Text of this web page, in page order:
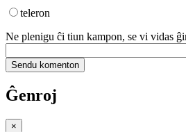
teleron
Ne plenigu ĉi tiun kampon, se vi vidas
Ĝenroj
×